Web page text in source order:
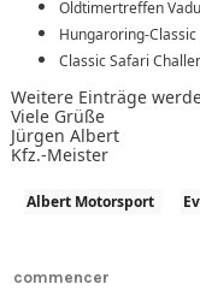
Oldtimertreffen
Hungaroring-Classic
Classic Safari
Weitere Einträge
Viele Grüße
Jürgen Albert
Kfz.-Meister
Albert Motorsport
commencer